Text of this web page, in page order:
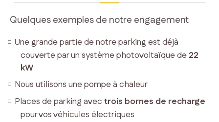
Junior
№
avec
terrasse
Suite
5
avec
terrasse
Quelques exemples de notre engagement
Une grande partie de notre parking est déjà
couverte par un système photovoltaïque de 22
kW
Nous utilisons une pompe à chaleur
Places de parking avectrois bornes de recharge
pour vos véhicules électriques